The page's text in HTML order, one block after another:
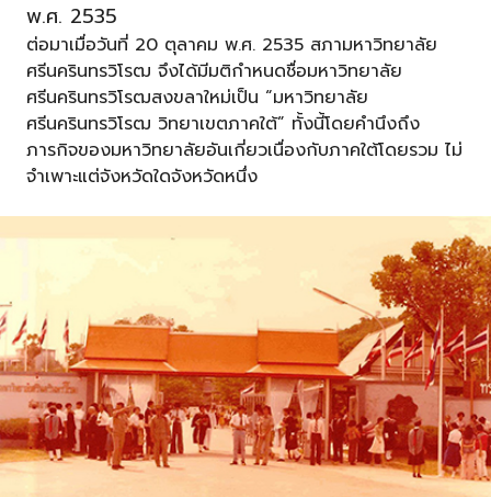
พ.ศ. 2535
ต่อมาเมื่อวันที่ 20 ตุลาคม พ.ศ. 2535 สภามหาวิทยาลัย
ศรีนครินทรวิโรฒ จึงได้มีมติกำหนดชื่อมหาวิทยาลัย
ศรีนครินทรวิโรฒสงขลาใหม่เป็น “มหาวิทยาลัย
ศรีนครินทรวิโรฒ วิทยาเขตภาคใต้” ทั้งนี้โดยคํานึงถึง
ภารกิจของมหาวิทยาลัยอันเกี่ยวเนื่องกับภาคใต้โดยรวม ไม่
จำเพาะแต่จังหวัดใดจังหวัดหนึ่ง